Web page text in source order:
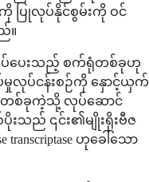
ကို ပြုလုပ်နိုင်စွမ်းကို ဝင်
။
လုပ်ပေးသည့် စက်ရုံတစ်ခုဟု
လုပ်ငန်းစဉ်ကို နှောင့်ယှက်
တစ်ခုကဲ့သို့ လုပ်ဆောင်
းသည် ၎င်း၏မျိုးရိုးဗီဇ
ဟုခေါ်သော